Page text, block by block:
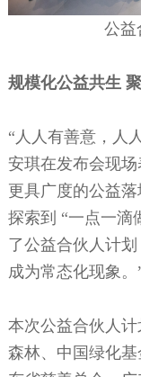
公益
规模化公益共生
“人人有善意，人
安琪在发布会现
更具广度的公益
探索到 “一点一滴
了公益合伙人计
成为常态化现象。
本次公益合伙人
森林、中国绿化